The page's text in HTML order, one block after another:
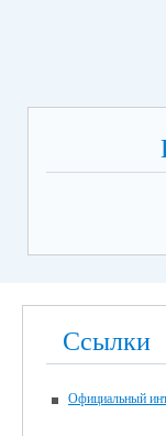
Ссылки
Официальный